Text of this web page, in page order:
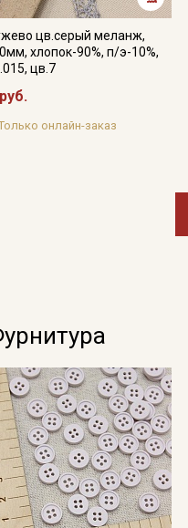
цв.серый меланж,
хлопок-90%, п/э-10%,
цв.7
онлайн-заказ
данных
данных